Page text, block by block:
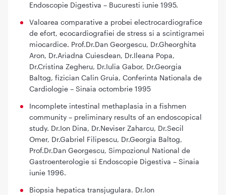
Endoscopie Digestiva – Bucuresti iunie 1995.
Valoarea comparative a probei electrocardiografice
de efort, ecocardiografiei de stress si a scintigramei
miocardice. Prof.Dr.Dan Georgescu, Dr.Gheorghita
Aron, Dr.Ariadna Cuiesdean, Dr.Ileana Popa,
Dr.Cristina Zegheru, Dr.Iulia Gabor, Dr.Georgia
Baltog, fizician Calin Gruia, Conferinta Nationala de
Cardiologie – Sinaia octombrie 1995
Incomplete intestinal methaplasia in a fishmen
community – preliminary results of an endoscopical
study. Dr.Ion Dina, Dr.Neviser Zaharcu, Dr.Secil
Omer, Dr.Gabriel Filipescu, Dr.Georgia Baltog,
Prof.Dr.Dan Georgescu, Simpozionul National de
Gastroenterologie si Endoscopie Digestiva – Sinaia
iunie 1996.
Biopsia hepatica transjugulara. Dr.Ion